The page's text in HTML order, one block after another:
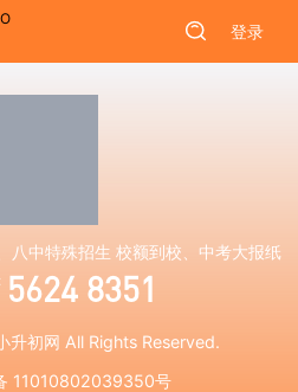
登录
八中特殊招生 校额到校、中考大报纸
5624 8351
升初网 All Rights Reserved.
11010802039350号